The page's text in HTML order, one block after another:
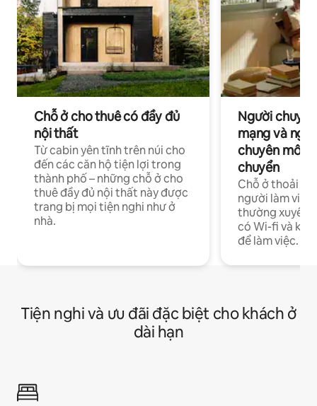
Chỗ ở cho thuê có đầy đủ
nội thất
Từ cabin yên tĩnh trên núi cho
đến các căn hộ tiện lợi trong
thành phố – những chỗ ở cho
thuê đầy đủ nội thất này được
trang bị mọi tiện nghi như ở
nhà.
Người
mạng và
chuyên môn
chuyển
Chỗ ở thoải
người làm việc
thường xuyên
có Wi-fi và
để làm việc.
Tiện nghi và ưu đãi đặc biệt cho khách ở
dài hạn